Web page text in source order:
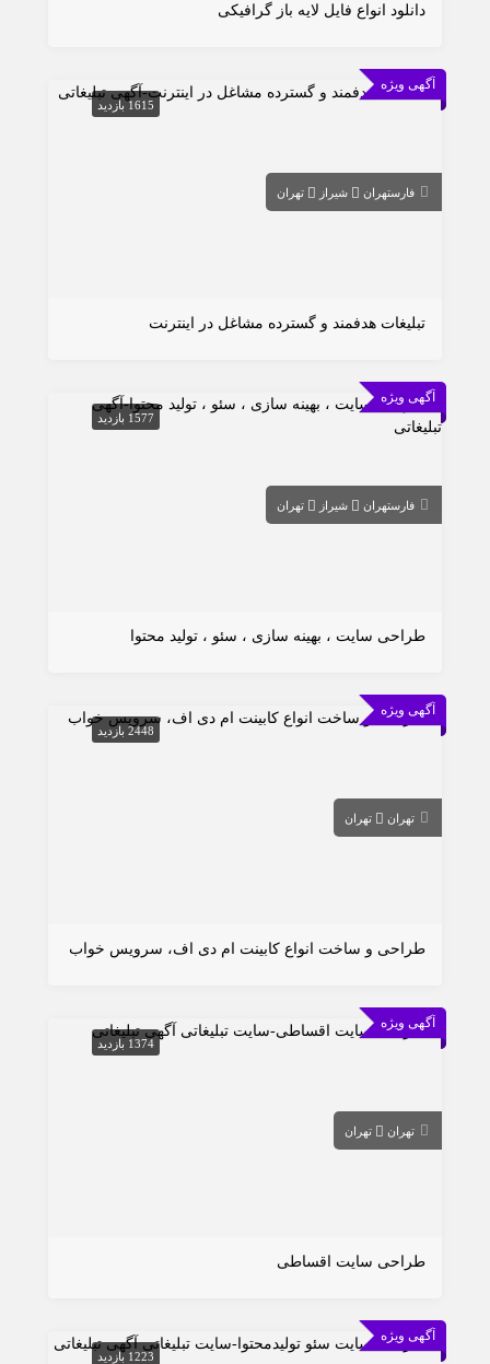
دانلود انواع فایل لایه باز گرافیکی
آگهی ویژه
1615 بازدید
فارستهران شیراز تهران
تبلیغات هدفمند و گسترده مشاغل در اینترنت
آگهی ویژه
1577 بازدید
فارستهران شیراز تهران
طراحی سایت ، بهینه سازی ، سئو ، تولید محتوا
آگهی ویژه
2448 بازدید
تهران تهران
طراحی و ساخت انواع کابینت ام دی اف، سرویس خواب
آگهی ویژه
1374 بازدید
تهران تهران
طراحی سایت اقساطی
آگهی ویژه
1223 بازدید